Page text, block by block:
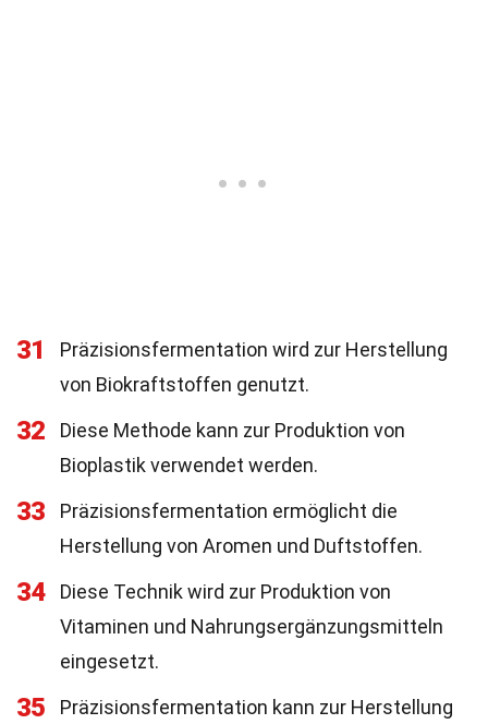
31
Präzisionsfermentation wird zur Herstellung
von Biokraftstoffen genutzt.
32
Diese Methode kann zur Produktion von
Bioplastik verwendet werden.
33
Präzisionsfermentation ermöglicht die
Herstellung von Aromen und Duftstoffen.
34
Diese Technik wird zur Produktion von
Vitaminen und Nahrungsergänzungsmitteln
eingesetzt.
35
Präzisionsfermentation kann zur Herstellung